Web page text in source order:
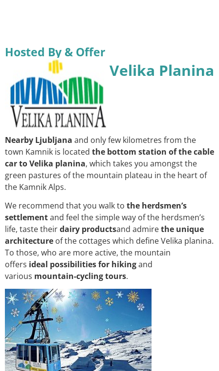
Hosted By & Offer
Velika Planina
Nearby Ljubljana and only few kilometres from the
town Kamnik is located the bottom station of the cable
car to Velika planina, which takes you amongst the
green pastures of the mountain plateau in the heart of
the Kamnik Alps.
We recommend that you walk to the herdsmen’s
settlementand feel the simple way of the herdsmen’s
life, taste theirdairy productsand admirethe unique
architecture of the cottages which define Velika planina.
To those, who are more active, the mountain
offers ideal possibilities for hikingand
various mountain-cycling tours.